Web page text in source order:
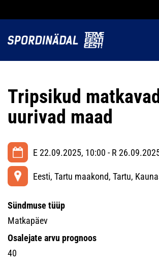
Tripsikud
uurivad maad
E 22.09.2025, 10:00 - R
Eesti, Tartu maakond, Tartu,
Sündmuse tüüp
Matkapäev
Osalejate arvu prognoos
40